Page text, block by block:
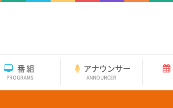
番組
PROGRAMS
アナウンサー
ANNOUNCER